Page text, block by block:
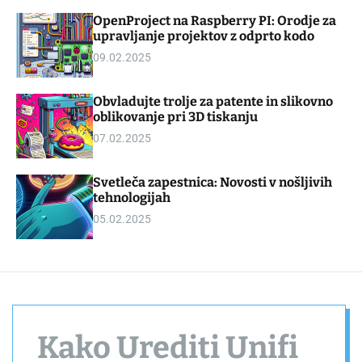
g
e
t
o
d
OpenProject na Raspberry PI: Orodje za
upravljanje projektov z odprto kodo
09.02.2025
Obvladujte trolje za patente in slikovno
oblikovanje pri 3D tiskanju
07.02.2025
Svetleča zapestnica: Novosti v nošljivih
tehnologijah
05.02.2025
Kako Urediti Unifi